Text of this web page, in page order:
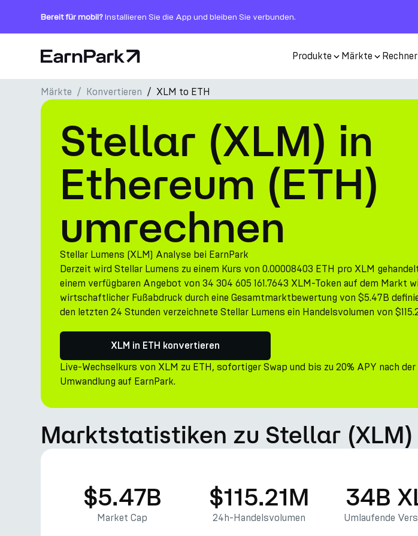
Bereit für mobil?Installieren Sie die App und bleiben Sie verbunden.
Startseite Produkte Märkte Rechner
Produkte
Märkte
Rechner
PARK Token
Ressourcen
Unternehmen
Märkte Konvertieren XLM to ETH
Stellar (XLM) in
Ethereum (ETH)
umrechnen
Stellar Lumens (XLM) Analyse bei EarnPark
Derzeit wird Stellar Lumens zu einem Kurs von 0.00008403 ETH pro XLM
einem verfügbaren Angebot von 34 304 605 161.7643 XLM-Token auf dem Markt
wirtschaftlicher Fußabdruck durch eine Gesamtmarktbewertung von $5.47B
den letzten 24 Stunden verzeichnete Stellar Lumens ein Handelsvolumen von
XLM in ETH konvertieren
Live-Wechselkurs von XLM zu ETH, sofortiger Swap und bis zu 20% APY nach der
Umwandlung auf EarnPark.
Marktstatistiken zu Stellar (XLM)
$5.47B
Market Cap
$115.21M
24h-Handelsvolumen
34B
Umlaufende